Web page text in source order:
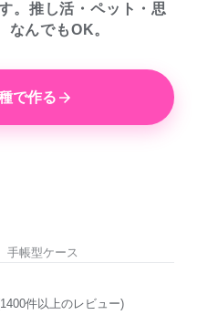
。推し活・ペット・思
なんでもOK。
で作る
手帳型ケース
件以上のレビュー)